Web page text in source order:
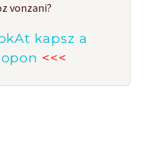
vonzani?
kapsz a
<<<